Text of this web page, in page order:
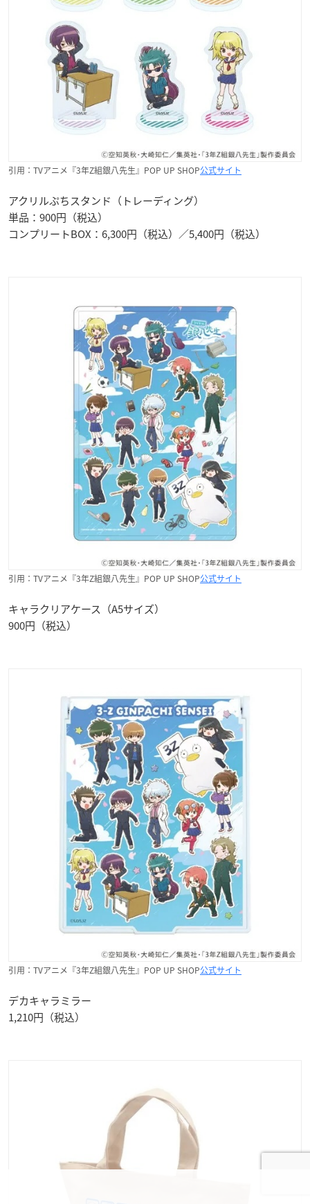
引用：TVアニメ『3年Z組銀八先生』POP UP SHOP公式サイト
アクリルぷちスタンド（トレーディング）
単品：900円（税込）
コンプリートBOX：6,300円（税込）／5,400円（税込）
引用：TVアニメ『3年Z組銀八先生』POP UP SHOP公式サイト
キャラクリアケース（A5サイズ）
900円（税込）
引用：TVアニメ『3年Z組銀八先生』POP UP SHOP公式サイト
デカキャラミラー
1,210円（税込）